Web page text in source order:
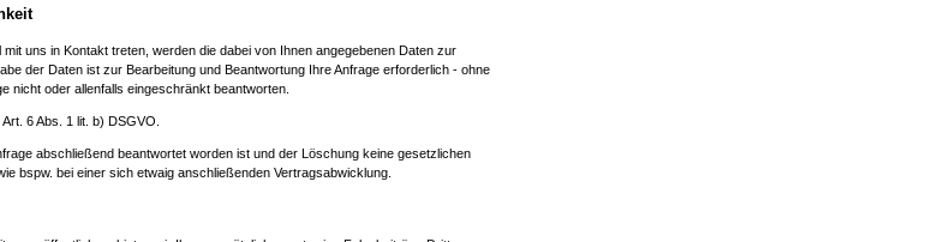
uns in Kontakt treten, werden die dabei von Ihnen angegebenen Daten zur
der Daten ist zur Bearbeitung und Beantwortung Ihre Anfrage erforderlich - ohne
nicht oder allenfalls eingeschränkt beantworten.
6 Abs. 1 lit. b) DSGVO.
abschließend beantwortet worden ist und der Löschung keine gesetzlichen
bspw. bei einer sich etwaig anschließenden Vertragsabwicklung.